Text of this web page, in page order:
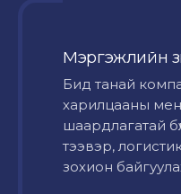
Мэргэжлийн
Бид танай
харилцааны
шаардлагатай
тээвэр,
зохион